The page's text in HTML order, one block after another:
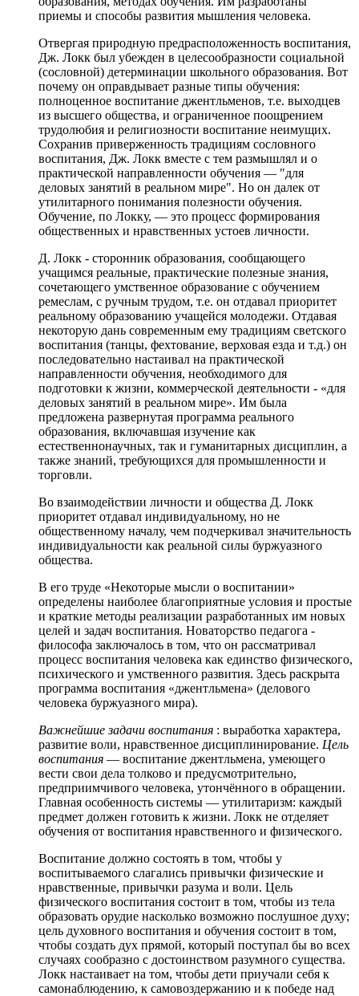
приемы и способы развития мышления человека.
Отвергая природную предрасположенность воспитания,
Дж. Локк был убежден в целесообразности социальной
(сословной) детерминации школьного образования. Вот
почему он оправдывает разные типы обучения:
полноценное воспитание джентльменов, т.е. выходцев
из высшего общества, и ограниченное поощрением
трудолюбия и религиозности воспитание неимущих.
Сохранив приверженность традициям сословного
воспитания, Дж. Локк вместе с тем размышлял и о
практической направленности обучения — "для
деловых занятий в реальном мире". Но он далек от
утилитарного понимания полезности обучения.
Обучение, по Локку, — это процесс формирования
общественных и нравственных устоев личности.
Д. Локк - сторонник образования, сообщающего
учащимся реальные, практические полезные знания,
сочетающего умственное образование с обучением
ремеслам, с ручным трудом, т.е. он отдавал приоритет
реальному образованию учащейся молодежи. Отдавая
некоторую дань современным ему традициям светского
воспитания (танцы, фехтование, верховая езда и т.д.) он
последовательно настаивал на практической
направленности обучения, необходимого для
подготовки к жизни, коммерческой деятельности - «для
деловых занятий в реальном мире». Им была
предложена развернутая программа реального
образования, включавшая изучение как
естественнонаучных, так и гуманитарных дисциплин, а
также знаний, требующихся для промышленности и
торговли.
Во взаимодействии личности и общества Д. Локк
приоритет отдавал индивидуальному, но не
общественному началу, чем подчеркивал значительность
индивидуальности как реальной силы буржуазного
общества.
В его труде «Некоторые мысли о воспитании»
определены наиболее благоприятные условия и простые
и краткие методы реализации разработанных им новых
целей и задач воспитания. Новаторство педагога -
философа заключалось в том, что он рассматривал
процесс воспитания человека как единство физического,
психического и умственного развития. Здесь раскрыта
программа воспитания «джентльмена» (делового
человека буржуазного мира).
Важнейшие задачи воспитания : выработка характера,
развитие воли, нравственное дисциплинирование. Цель
воспитания — воспитание джентльмена, умеющего
вести свои дела толково и предусмотрительно,
предприимчивого человека, утончённого в обращении.
Главная особенность системы — утилитаризм: каждый
предмет должен готовить к жизни. Локк не отделяет
обучения от воспитания нравственного и физического.
Воспитание должно состоять в том, чтобы у
воспитываемого слагались привычки физические и
нравственные, привычки разума и воли. Цель
физического воспитания состоит в том, чтобы из тела
образовать орудие насколько возможно послушное духу;
цель духовного воспитания и обучения состоит в том,
чтобы создать дух прямой, который поступал бы во всех
случаях сообразно с достоинством разумного существа.
Локк настаивает на том, чтобы дети приучали себя к
самонаблюдению, к самовоздержанию и к победе над